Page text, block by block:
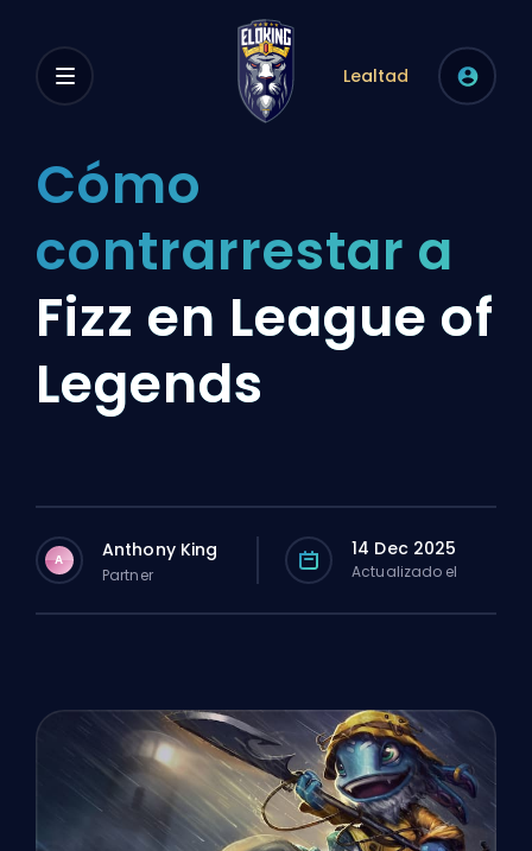
Lealtad
Cómo
contrarrestar a
Fizz en League of
Legends
A Anthony King
Partner
14 Dec 2025
Actualizado el